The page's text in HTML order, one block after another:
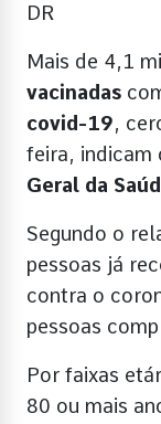
DR
Mais de 4,1
vacinadas
covid-19,
feira, indicam
Geral da
Segundo o
pessoas já
contra o
pessoas
Por faixas
80 ou mais